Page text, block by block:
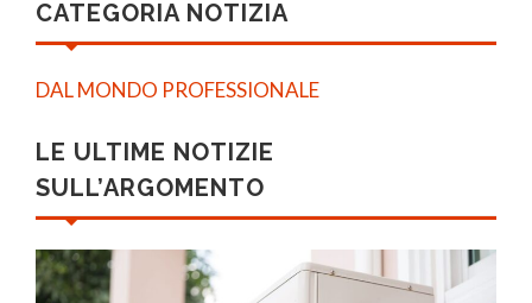
CATEGORIA NOTIZIA
DAL MONDO PROFESSIONALE
LE ULTIME NOTIZIE
SULL’ARGOMENTO